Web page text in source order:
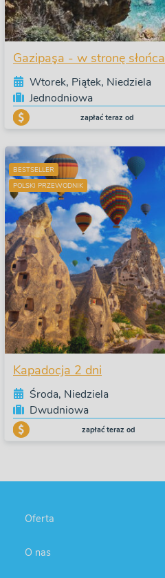
Gazipaşa - w stronę słońca
Wtorek, Piątek, Niedziela
Jednodniowa
zapłać teraz od
BESTSELLER
POLSKI PRZEWODNIK
Kapadocja 2 dni
Środa, Niedziela
Dwudniowa
zapłać teraz od
Oferta
O nas